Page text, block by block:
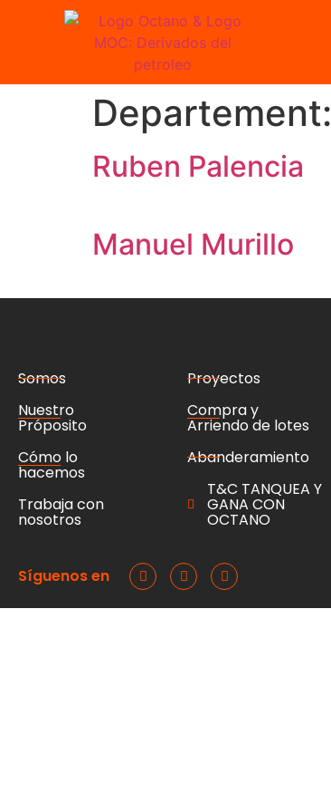
Departement:
Ruben Palencia​
Manuel Murillo​
Somos
Nuestro
Próposito
Cómo lo
hacemos
Trabaja con
nosotros
Proyectos
Compra y
Arriendo de lotes
Abanderamiento
T&C TANQUEA Y
GANA CON
OCTANO
Síguenos en